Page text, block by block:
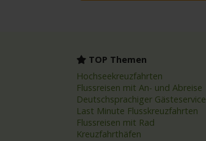
TOP Themen
Hochseekreuzfahrten
Flussreisen mit An- und Abreise
Deutschsprachiger Gästeservice
Last Minute Flusskreuzfahrten
Flussreisen mit Rad
Kreuzfahrthäfen